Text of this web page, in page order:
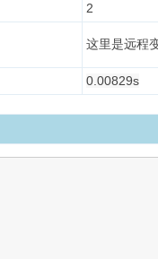
2
这里是远程
0.00829s